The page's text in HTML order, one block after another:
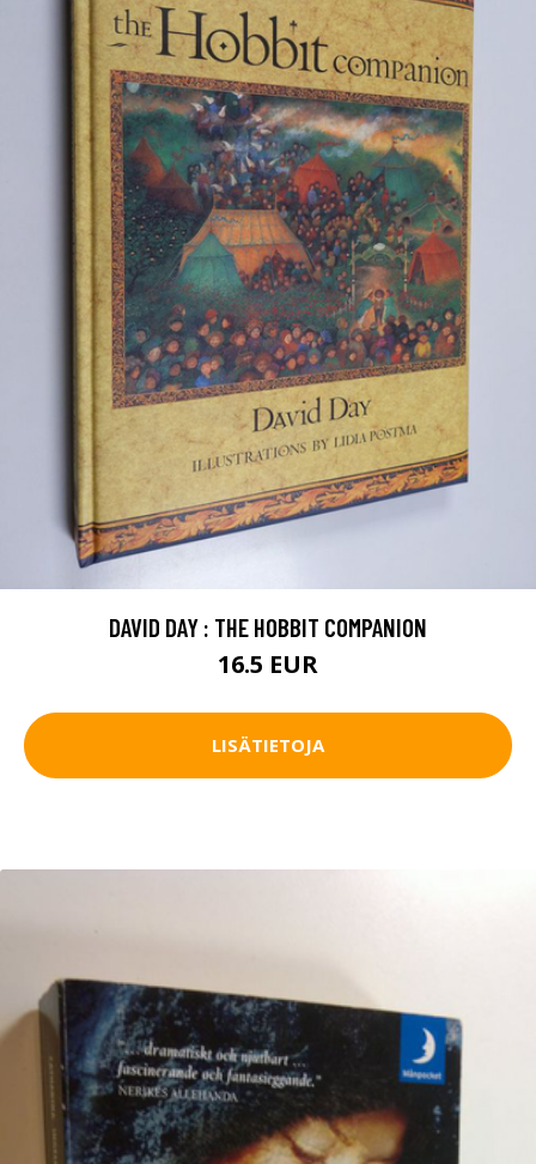
DAVID DAY : THE HOBBIT COMPANION
16.5 EUR
LISÄTIETOJA